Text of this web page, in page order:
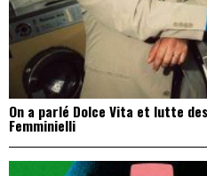
On a parlé Dolce Vita et lutte
Femminielli